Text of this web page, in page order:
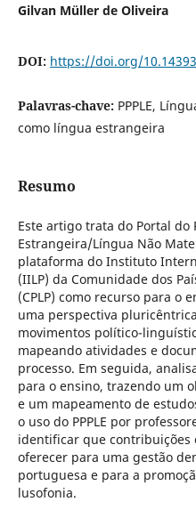
Gilvan Müller de Oliveira
DOI: https://doi.org/
Palavras-chave: PPPLE,
como língua estrangeira
Resumo
Este artigo trata do Portal do
Estrangeira/Língua Não
plataforma do Instituto
(IILP) da Comunidade dos
(CPLP) como recurso para o
uma perspectiva
movimentos político-
mapeando atividades e
processo. Em seguida,
para o ensino, trazendo um
e um mapeamento de
o uso do PPPLE por
identificar que contribuições
oferecer para uma gestão
portuguesa e para a
lusofonia.